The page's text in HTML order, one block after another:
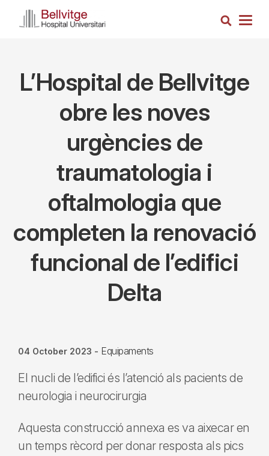
Search
L’Hospital de Bellvitge
obre les noves
urgències de
traumatologia i
oftalmologia que
completen la renovació
funcional de l’edifici
Delta
04 October 2023 - Equipaments
El nucli de l’edifici és l’atenció als pacients de
neurologia i neurocirurgia
Aquesta construcció annexa es va aixecar en
un temps rècord per donar resposta als pics